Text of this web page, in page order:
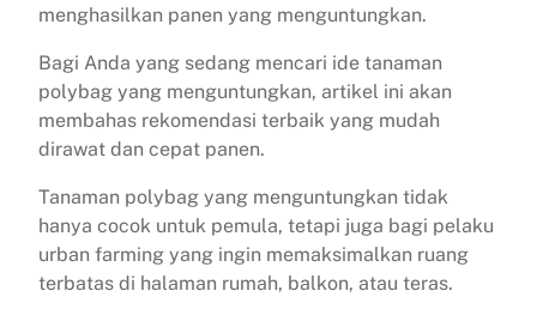
menghasilkan panen yang menguntungkan.
Bagi Anda yang sedang mencari ide tanaman
polybag yang menguntungkan, artikel ini akan
membahas rekomendasi terbaik yang mudah
dirawat dan cepat panen.
Tanaman polybag yang menguntungkan tidak
hanya cocok untuk pemula, tetapi juga bagi pelaku
urban farming yang ingin memaksimalkan ruang
terbatas di halaman rumah, balkon, atau teras.